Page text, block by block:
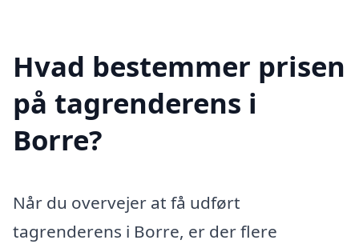
Hvad bestemmer prisen
på tagrenderens i
Borre?
Når du overvejer at få udført
tagrenderens i Borre, er der flere